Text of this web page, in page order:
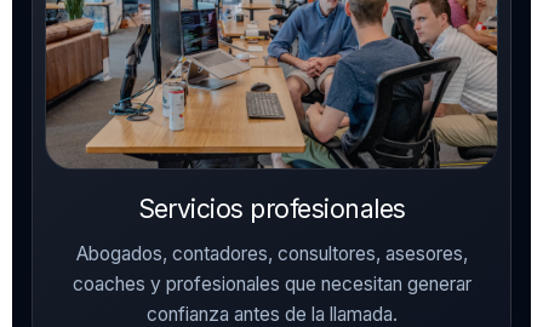
Servicios profesionales
Abogados, contadores, consultores, asesores,
coaches y profesionales que necesitan generar
confianza antes de la llamada.